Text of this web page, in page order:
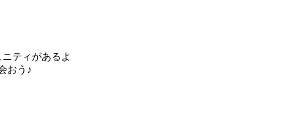
ティがあるよ
おう♪